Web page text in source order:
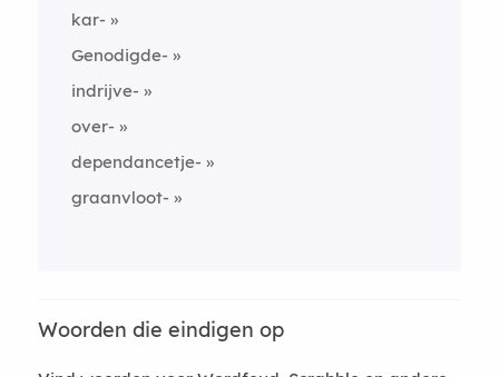
kar-
Genodigde-
indrijve-
over-
dependancetje-
graanvloot-
Woorden die eindigen op